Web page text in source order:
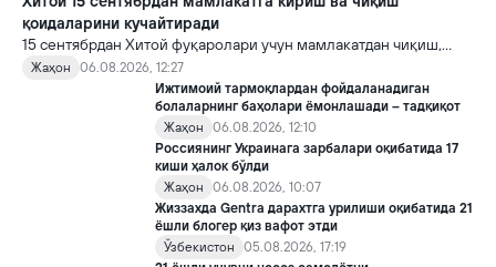
қоидаларини кучайтиради
15 сентябрдан Хитой фуқаролари учун мамлакатдан чиқиш,
хорижликлар учун эса Хитойга кириш тартиби бўйича янги
қоидалар кучга киради.
Жаҳон
06.08.2026, 12:27
Ижтимоий тармоқлардан фойдаланадиган
болаларнинг баҳолари ёмонлашади – тадқиқот
Жаҳон
06.08.2026, 12:10
Россиянинг Украинага зарбалари оқибатида 17
киши ҳалок бўлди
Жаҳон
06.08.2026, 10:07
Жиззахда Gentra дарахтга урилиши оқибатида 21
ёшли блогер қиз вафот этди
Ўзбекистон
05.08.2026, 17:19